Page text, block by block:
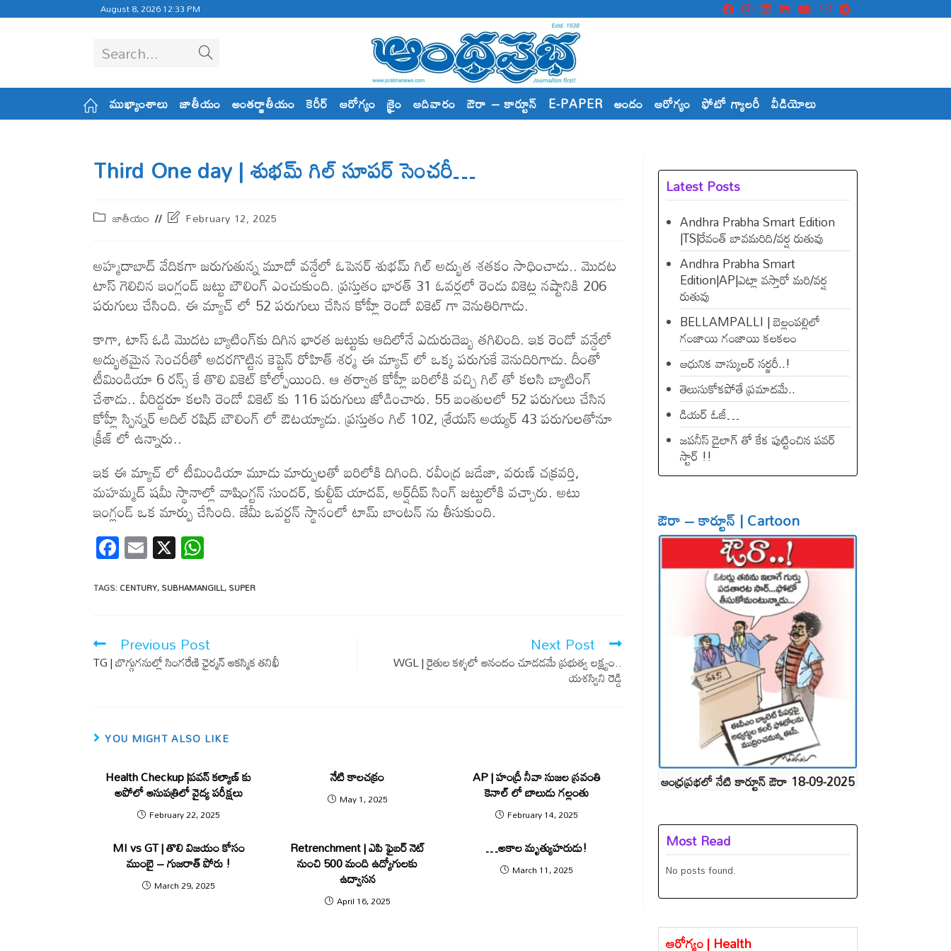
August 8, 2026 12:33 PM
Search...
ముఖ్యాంశాలు జాతీయం అంతర్జాతీయం కెరీర్ ఆరోగ్యం క్రైం ఆదివారం ఔరా – కార్టూన్ E-PAPER అందం ఆరోగ్యం ఫోటో గ్యాలరీ వీడియోలు
Third One day | శుభ‌మ్ గిల్ సూప‌ర్ సెంచ‌రీ…
జాతీయం February 12, 2025
అహ్మ‌దాబాద్ వేదిక‌గా జ‌రుగుతున్న మూడో వ‌న్డేలో ఓపెన‌ర్ శుభ‌మ్ గిల్ అద్భుత శ‌త‌కం సాధించాడు.. మొద‌ట
టాస్ గెలిచిన ఇంగ్లండ్ జ‌ట్టు బౌలింగ్ ఎంచుకుంది. ప్ర‌స్తుతం భార‌త్ 31 ఓవ‌ర్ల‌లో రెండు వికెట్ల న‌ష్టానికి 206
ప‌రుగులు చేసింది. ఈ మ్యాచ్ లో 52 పరుగులు చేసిన కోహ్లీ రెండో వికెట్ గా వెనుతిరిగాడు.
కాగా, టాస్ ఓడి మొద‌ట బ్యాటింగ్‌కు దిగిన భార‌త జ‌ట్టుకు ఆదిలోనే ఎదురుదెబ్బ త‌గిలింది. ఇక రెండో వ‌న్డేలో
అద్భుత‌మైన సెంచ‌రీతో అద‌రగొట్టిన కెప్టెన్ రోహిత్ శ‌ర్మ ఈ మ్యాచ్ లో ఒక్క ప‌రుగుకే వెనుదిరిగాడు. దీంతో
టీమిండియా 6 ర‌న్స్ కే తొలి వికెట్ కోల్పోయింది. ఆ తర్వాత కోహ్లీ బరిలోకి వచ్చి గిల్ తో కలసి బ్యాటింగ్
చేశాడు.. వీరిద్దరూ కలసి రెండో వికెట్ కు 116 పరుగులు జోడించారు. 55 బంతుల‌లో 52 ప‌రుగులు చేసిన
కోహ్లీ స్పిన్న‌ర్ అదిల్ ర‌షిద్ బౌలింగ్ లో ఔట‌య్యాడు. ప్రస్తుతం గిల్ 102, శ్రేయస్ అయ్యర్ 43 పరుగులతోనూ
క్రీజ్ లో ఉన్నారు..
ఇక ఈ మ్యాచ్ లో టీమిండియా మూడు మార్పుల‌తో బ‌రిలోకి దిగింది. ర‌వీంద్ర జ‌డేజా, వ‌రుణ్ చ‌క్ర‌వ‌ర్తి,
మ‌హ‌మ్మ‌ద్ ష‌మీ స్థానాల్లో వాషింగ్ట‌న్ సుంద‌ర్‌, కుల్దీప్ యాద‌వ్‌, అర్ష్‌దీప్ సింగ్ జ‌ట్టులోకి వ‌చ్చారు. అటు
ఇంగ్లండ్ ఒక మార్పు చేసింది. జేమీ ఒవ‌ర్ట‌న్ స్థానంలో టామ్ బాంట‌న్ ను తీసుకుంది.
F
ac
e
o
o
k
E
m
ail
X
at
A
p
p
TAGS:CENTURY,SUBHAMANGILL,SUPER
Previous Post
TG | బొగ్గుగ‌నుల్లో సింగ‌రేణి ఛైర్మ‌న్ ఆక‌స్మిక త‌నిఖీ
Next Post
WGL | రైతుల కళ్ళలో ఆనందం చూడడమే ప్రభుత్వ లక్ష్యం..
యశస్విని రెడ్డి
YOU MIGHT ALSO LIKE
Health Checkup |పవన్ కల్యాణ్ కు
అపోలో ఆసుపత్రిలో వైద్య పరీక్షలు
February 22, 2025
నేటి కాలచక్రం
May 1, 2025
AP | హంద్రీ నీవా సుజల స్రవంతి
కెనాల్ లో బాలుడు గల్లంతు
February 14, 2025
MI vs GT | తొలి విజ‌యం కోసం
ముంబై – గుజ‌రాత్ పోరు !
March 29, 2025
Retrenchment | ఎపి ఫైబ‌ర్ నెట్
నుంచి 500 మంది ఉద్యోగుల‌కు
ఉద్వాస‌న‌
April 16, 2025
…అకాల మృత్యుహరుడు!
March 11, 2025
Latest Posts
Andhra Prabha Smart Edition
|TS|రేవంత్​ బావమరిది/వర్ష రుతువు
Andhra Prabha Smart
Edition|AP|ఎట్లా వస్తారో మరి/వర్ష
రుతువు
BELLAMPALLI | బెల్లంపల్లిలో
గంజాయి గంజాయి కలకలం
ఆధునిక వాస్కులర్ సర్జరీ..!
తెలుసుకోకపోతే ప్రమాదమే..
డియ‌ర్ ఓజీ…
జపనీస్ డైలాగ్ తో కేక పుట్టించిన ప‌వ‌ర్
స్టార్ !!
ఔరా – కార్టూన్ | Cartoon
ఆంధ్రప్రభలో నేటి కార్టూన్ ఔరా 18-09-2025
Most Read
No posts found.
ఆరోగ్యం | Health